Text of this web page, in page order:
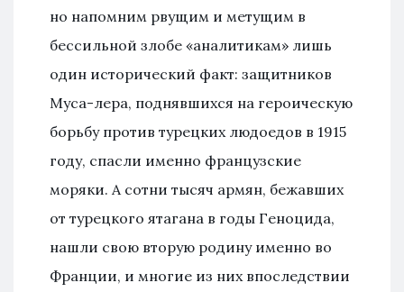
но напомним рвущим и метущим в
бессильной злобе «аналитикам» лишь
один исторический факт: защитников
Муса-лера, поднявшихся на героическую
борьбу против турецких людоедов в 1915
году, спасли именно французские
моряки. А сотни тысяч армян, бежавших
от турецкого ятагана в годы Геноцида,
нашли свою вторую родину именно во
Франции, и многие из них впоследствии